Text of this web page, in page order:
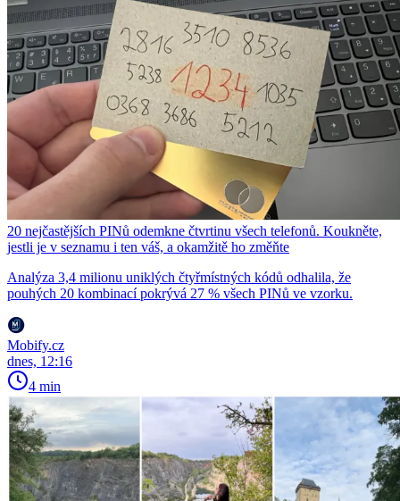
20 nejčastějších PINů odemkne čtvrtinu všech telefonů. Koukněte,
jestli je v seznamu i ten váš, a okamžitě ho změňte
Analýza 3,4 milionu uniklých čtyřmístných kódů odhalila, že
pouhých 20 kombinací pokrývá 27 % všech PINů ve vzorku.
Mobify.cz
dnes, 12:16
4 min